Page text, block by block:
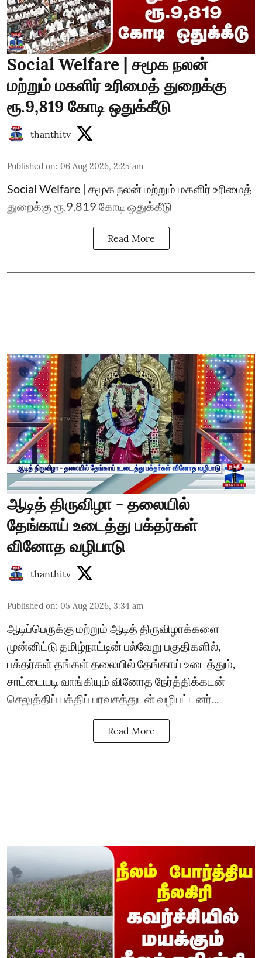
Social Welfare | சமூக நலன்
மற்றும் மகளிர் உரிமைத் துறைக்கு
ரூ.9,819 கோடி ஒதுக்கீடு
thanthitv
Published on: 06 Aug 2026, 2:25 am
Social Welfare | சமூக நலன் மற்றும் மகளிர் உரிமைத்
துறைக்கு ரூ.9,819 கோடி ஒதுக்கீடு
Read More
ஆடித் திருவிழா - தலையில்
தேங்காய் உடைத்து பக்தர்கள்
வினோத வழிபாடு
thanthitv
Published on: 05 Aug 2026, 3:34 am
ஆடிப்பெருக்கு மற்றும் ஆடித் திருவிழாக்களை
முன்னிட்டு தமிழ்நாட்டின் பல்வேறு பகுதிகளில்,
பக்தர்கள் தங்கள் தலையில் தேங்காய் உடைத்தும்,
சாட்டையடி வாங்கியும் வினோத நேர்த்திக்கடன்
செலுத்திப் பக்திப் பரவசத்துடன் வழிபட்டனர்...
Read More